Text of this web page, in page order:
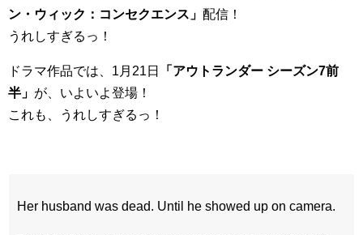
ン・ウィック：コンセクエンス」 配信！
うれしすぎるっ！
ドラマ作品では、1月21日
「アウトランダー シーズン7前
半」 が、いよいよ登場！
これも、うれしすぎるっ！
Her husband was dead. Until he showed up on camera.